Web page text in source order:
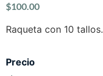
$100.00
Raqueta con 10 tallos.
Precio